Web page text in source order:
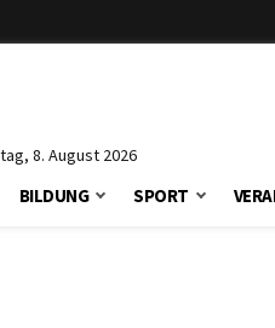
8. August 2026
BILDUNG SPORT